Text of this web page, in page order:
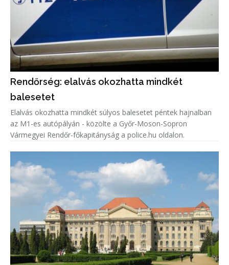
Rendőrség: elalvás okozhatta mindkét
balesetet
Elalvás okozhatta mindkét súlyos balesetet péntek hajnalban
az M1-es autópályán - közölte a Győr-Moson-Sopron
Vármegyei Rendőr-főkapitányság a police.hu oldalon.